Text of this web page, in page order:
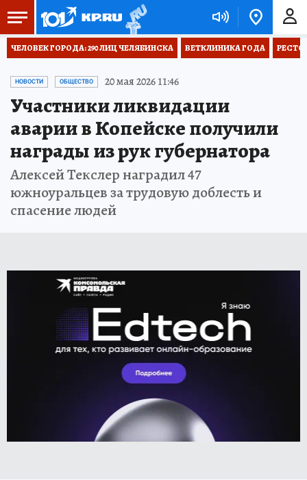
ЧЕЛОВЕК ГОРОДА: 290 ЛИЦ ЧЕЛЯБИНСКА ВЕТКЛИНИКА ГОДА
НОВОСТИ ОБЩЕСТВО 20 мая 2026 11:46
Участники ликвидации
аварии в Копейске получили
награды из рук губернатора
Алексей Текслер наградил 47
южноуральцев за трудовую доблесть и
спасение людей